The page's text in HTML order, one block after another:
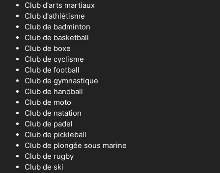
Club d'arts martiaux
Club d'athlétisme
Club de badminton
Club de basketball
Club de boxe
Club de cyclisme
Club de football
Club de gymnastique
Club de handball
Club de moto
Club de natation
Club de padel
Club de pickleball
Club de plongée sous marine
Club de rugby
Club de ski